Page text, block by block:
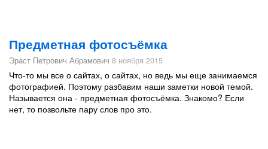
Предметная фотосъёмка
Эраст Петрович Абрамович 8 ноября 2015
Что-то мы все о сайтах, о сайтах, но ведь мы еще занимаемся
фотографией. Поэтому разбавим наши заметки новой темой.
Называется она - предметная фотосъёмка. Знакомо? Если
нет, то позвольте пару слов про это.